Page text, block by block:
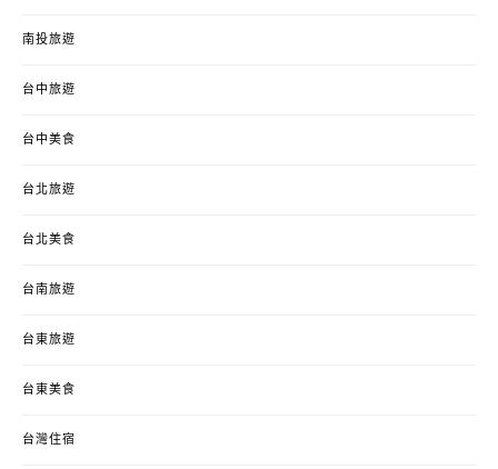
南投旅遊
台中旅遊
台中美食
台北旅遊
台北美食
台南旅遊
台東旅遊
台東美食
台灣住宿